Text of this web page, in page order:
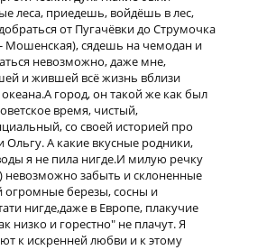
леса, приедешь, войдёшь в лес,
от Пугачёвки до Струмочка
Мошенская), сядешь на чемодан и
невозможно, даже мне,
и жившей всё жизнь вблизи
город, он такой же как был
время, чистый,
со своей историей про
Ольгу. А какие вкусные родники,
я не пила нигде.И милую речку
невозможно забыть и склоненные
огромные березы, сосны и
нигде,даже в Европе, плакучие
низко и горестно" не плачут. Я
к искренней любви и к этому